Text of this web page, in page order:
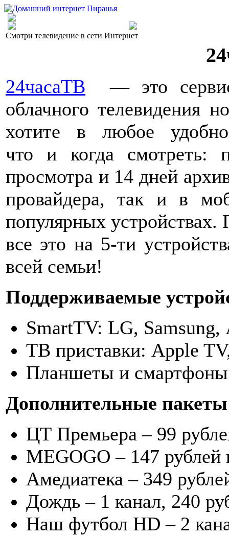
Смотри телевидение в сети Интернет
24часаТВ — это сервис
облачного телевидения
хотите в любое
что и когда смотреть:
просмотра и 14 дней
провайдера, так и в
популярных
все это на 5-ти
всей семьи!
Поддерживаемые
SmartTV: LG,
ТВ приставки: Apple
Планшеты и
Дополнительные
ЦТ Премьера – 99
MEGOGO – 147 рублей
Амедиатека – 349
Дождь – 1 канал, 240
Наш футбол HD – 2